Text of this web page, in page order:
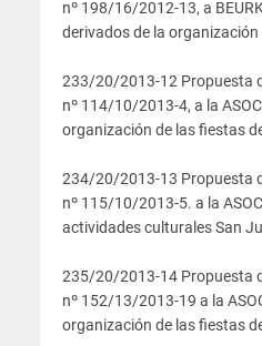
nº 198/16/2012-13, a
derivados de la
233/20/2013-12 Propuesta
nº 114/10/2013-4, a la
organización de las fiestas
234/20/2013-13 Propuesta
nº 115/10/2013-5. a la
actividades culturales San
235/20/2013-14 Propuesta
nº 152/13/2013-19 a la
organización de las fiestas